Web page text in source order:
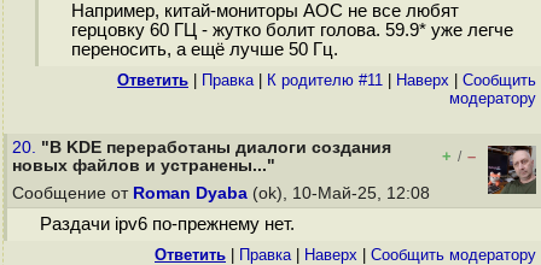
Например, китай-мониторы AOC не все любят
герцовку 60 ГЦ - жутко болит голова. 59.9* уже легче
переносить, а ещё лучше 50 Гц.
Ответить Правка| К родителю #11 Наверх
Cообщить
модератору
20. "В KDE переработаны диалоги создания
новых файлов и устранены..."
+ / –
Сообщение от Roman Dyaba (ok), 10-Май-25, 12:08
Раздачи ipv6 по-прежнему нет.
Ответить Правка| Наверх Cообщить модератору